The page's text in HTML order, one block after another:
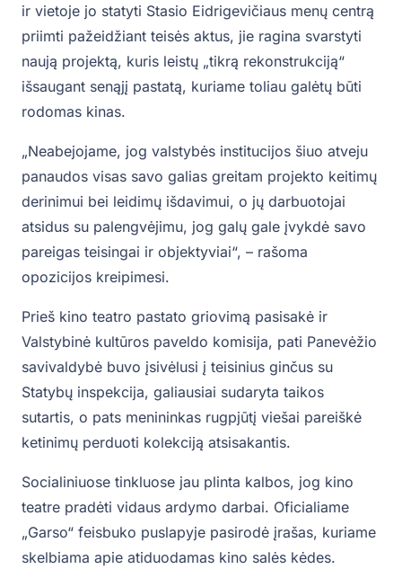
ir vietoje jo statyti Stasio Eidrigevičiaus menų centrą
priimti pažeidžiant teisės aktus, jie ragina svarstyti
naują projektą, kuris leistų „tikrą rekonstrukciją“
išsaugant senąjį pastatą, kuriame toliau galėtų būti
rodomas kinas.
„Neabejojame, jog valstybės institucijos šiuo atveju
panaudos visas savo galias greitam projekto keitimų
derinimui bei leidimų išdavimui, o jų darbuotojai
atsidus su palengvėjimu, jog galų gale įvykdė savo
pareigas teisingai ir objektyviai“, – rašoma
opozicijos kreipimesi.
Prieš kino teatro pastato griovimą pasisakė ir
Valstybinė kultūros paveldo komisija, pati Panevėžio
savivaldybė buvo įsivėlusi į teisinius ginčus su
Statybų inspekcija, galiausiai sudaryta taikos
sutartis, o pats menininkas rugpjūtį viešai pareiškė
ketinimų perduoti kolekciją atsisakantis.
Socialiniuose tinkluose jau plinta kalbos, jog kino
teatre pradėti vidaus ardymo darbai. Oficialiame
„Garso“ feisbuko puslapyje pasirodė įrašas, kuriame
skelbiama apie atiduodamas kino salės kėdes.